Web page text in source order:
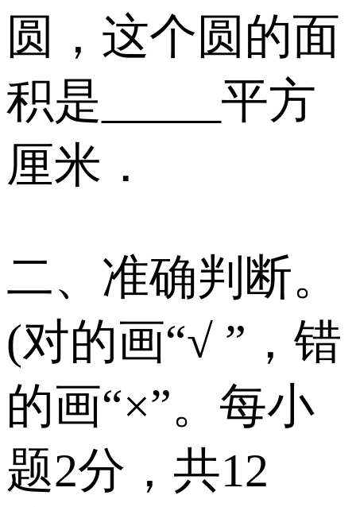
圆，这个圆的面
积是_____平方
厘米．
二、准确判断。
(对的画“√ ”，错
的画“×”。每小
题2分，共12